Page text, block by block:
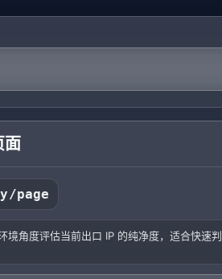
面
page
境角度评估当前出口 IP 的纯净度，适合快速